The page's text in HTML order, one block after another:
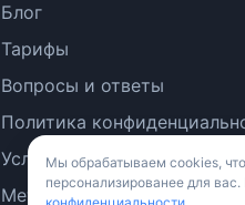
Блог
Тарифы
Вопросы и ответы
Политика
Условия использования
Методология
Мы обрабатываем cookies,
персонализированее для